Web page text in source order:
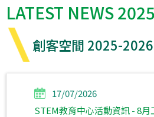
LATEST NEWS
創客空間 2025-2026
17/07/2026
STEM教育中心活動資訊 - 8月